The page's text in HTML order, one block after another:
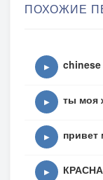
ПОХОЖИЕ
▶
▶ ты моя
▶
▶